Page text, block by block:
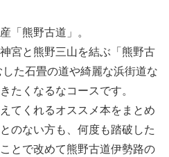
「熊野古道」。
宮と熊野三山を結ぶ「熊野古
た石畳の道や綺麗な浜街道な
たくなるなコースです。
てくれるオススメ本をまとめ
のない方も、何度も踏破した
とで改めて熊野古道伊勢路の